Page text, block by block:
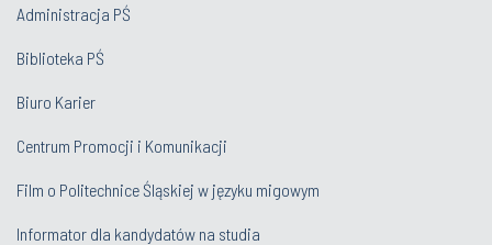
Administracja PŚ
Biblioteka PŚ
Biuro Karier
Centrum Promocji i Komunikacji
Film o Politechnice Śląskiej w języku migowym
Informator dla kandydatów na studia